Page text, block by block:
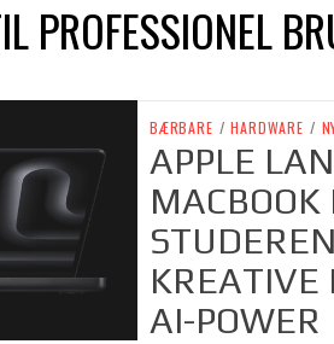
PROFESSIONEL
BÆRBARE / HARDWARE /
APPLE
MACBOOK
KREATIVE
AI-POWER